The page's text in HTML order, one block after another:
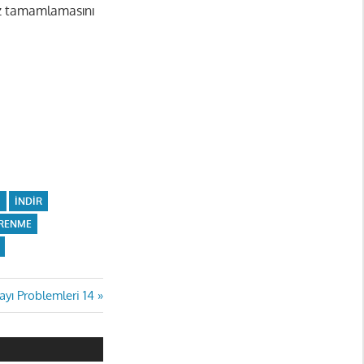
INDIR
Problemleri 14